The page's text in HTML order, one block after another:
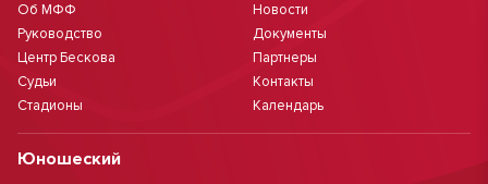
Об МФФ
Руководство
Центр Бескова
Судьи
Стадионы
Новости
Документы
Партнеры
Контакты
Календарь
Юношеский